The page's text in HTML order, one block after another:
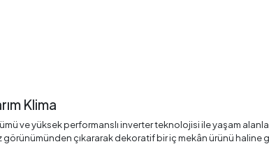
Klima
ve yüksek performanslı inverter teknolojisi ile yaşam
görünümünden çıkararak dekoratif bir iç mekân ürünü haline